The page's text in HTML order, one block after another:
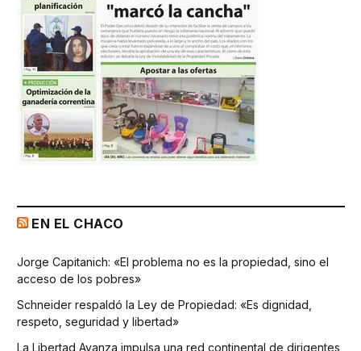
EN EL CHACO
Jorge Capitanich: «El problema no es la propiedad, sino el
acceso de los pobres»
Schneider respaldó la Ley de Propiedad: «Es dignidad,
respeto, seguridad y libertad»
La Libertad Avanza impulsa una red continental de dirigentes